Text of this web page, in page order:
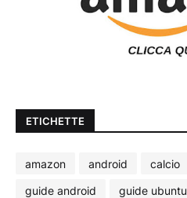
ETICHETTE
amazon android calcio
guide android
guide ubuntu